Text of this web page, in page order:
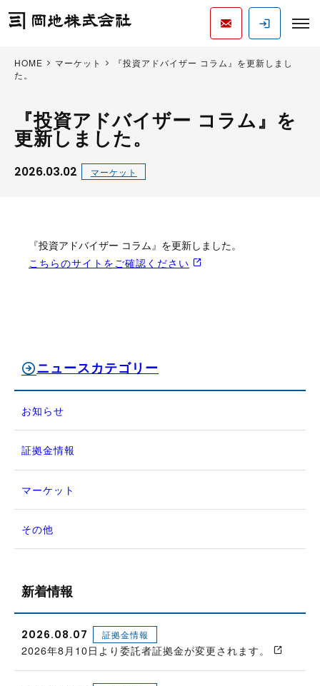
HOME マーケット
『投資アドバイザー コラム』を更新しまし
た。
『投資アドバイザー コラム』を
更新しました。
2026.03.02 マーケット
『投資アドバイザー コラム』を更新しました。
こちらのサイトをご確認ください
ニュースカテゴリー
お知らせ
証拠金情報
マーケット
その他
新着情報
2026.08.07 証拠金情報
2026年8月10日より委託者証拠金が変更されます。